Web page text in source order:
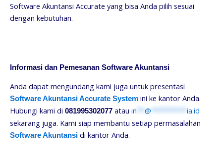
Software Akuntansi Accurate yang bisa Anda pilih sesuai
dengan kebutuhan.
Informasi dan Pemesanan Software Akuntansi
Anda dapat mengundang kami juga untuk presentasi
Software Akuntansi Accurate System ini ke kantor Anda.
Hubungi kami di 081995302077 atau in ** @ ********* ia.id
sekarang juga. Kami siap membantu setiap permasalahan
Software Akuntansi di kantor Anda.